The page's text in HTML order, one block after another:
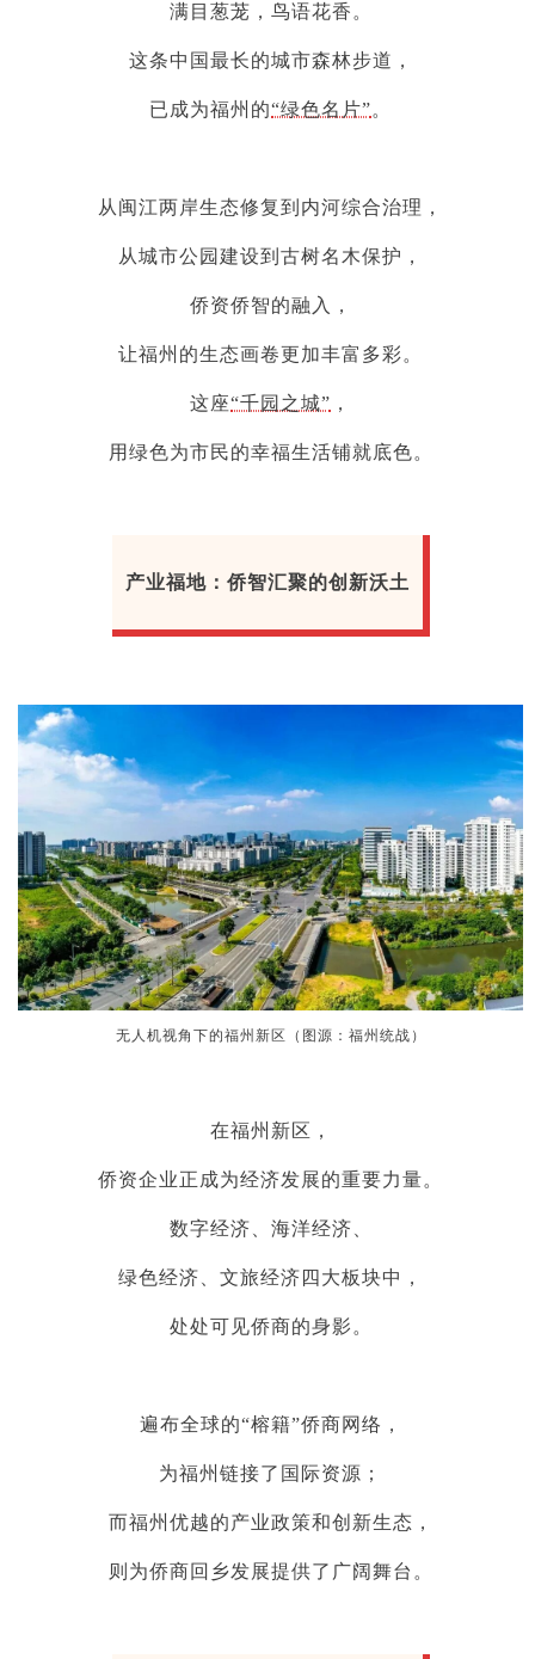
满目葱茏，鸟语花香。
这条中国最长的城市森林步道，
已成为福州的“绿色名片”。
从闽江两岸生态修复到内河综合治理，
从城市公园建设到古树名木保护，
侨资侨智的融入，
让福州的生态画卷更加丰富多彩。
这座“千园之城” ，
用绿色为市民的幸福生活铺就底色。
产业福地：侨智汇聚的创新沃土
无人机视角下的福州新区（图源：福州统战）
在福州新区，
侨资企业正成为经济发展的重要力量。
数字经济、海洋经济、
绿色经济、文旅经济四大板块中，
处处可见侨商的身影。
遍布全球的“榕籍”侨商网络，
为福州链接了国际资源；
而福州优越的产业政策和创新生态，
则为侨商回乡发展提供了广阔舞台。